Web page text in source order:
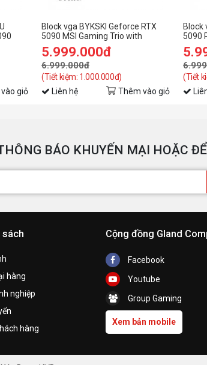
giỏ
Block vga BYKSKI Geforce RTX
5090 MSI Gaming Trio with
Backplate ( MSI GeForce RTX
5090 )
5.999.000đ
6.999.000đ
(Tiết kiệm: 1.000.000đ)
Liên hệ Thêm vào giỏ
Block
5090
ASUS
(Tiết
BÁO KHUYẾN MẠI HOẶC
sách
hàng
nghiệp
hàng
Cộng đồng Gland
Facebook
Youtube
Group Gaming
Xem bản mobile